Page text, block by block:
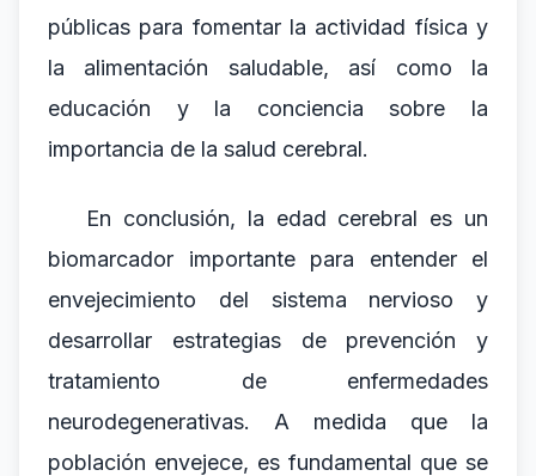
públicas para fomentar la actividad física y
la alimentación saludable, así como la
educación y la conciencia sobre la
importancia de la salud cerebral.
En conclusión, la edad cerebral es un
biomarcador importante para entender el
envejecimiento del sistema nervioso y
desarrollar estrategias de prevención y
tratamiento de enfermedades
neurodegenerativas. A medida que la
población envejece, es fundamental que se